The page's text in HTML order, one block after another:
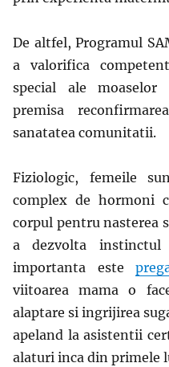
De altfel, Programul
a valorifica
special ale
premisa
sanatatea comunitatii.
Fiziologic, femeile
complex de hormoni
corpul pentru nasterea
a dezvolta
importanta este
viitoarea mama o
alaptare si ingrijirea
apeland la asistentii
alaturi inca din primele